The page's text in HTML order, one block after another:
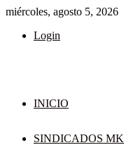
miércoles, agosto 5, 2026
Login
INICIO
SINDICADOS MK